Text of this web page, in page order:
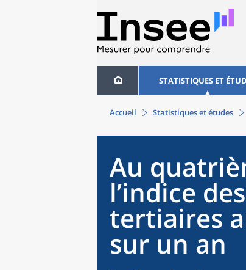
STATISTIQUES ET
Accueil Statistiques et études
Au
l’indice
tertiaires
sur un an